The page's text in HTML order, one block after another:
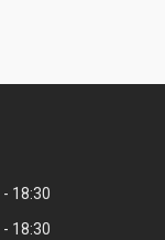
18:30
18:30